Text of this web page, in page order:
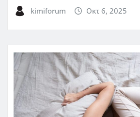
kimiforum Οκτ 6, 2025